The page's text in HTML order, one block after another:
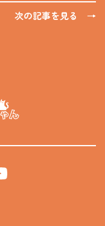
次の記事を見る →